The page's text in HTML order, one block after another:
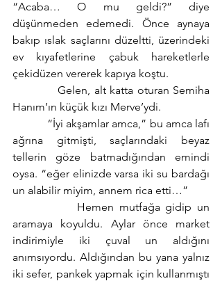
“Acaba… O mu geldi?” diye
düşünmeden edemedi. Önce aynaya
bakıp ıslak saçlarını düzeltti, üzerindeki
ev kıyafetlerine çabuk hareketlerle
çekidüzen vererek kapıya koştu.
            Gelen, alt katta oturan Semiha
Hanım’ın küçük kızı Merve’ydi.
ağrına gitmişti, saçlarındaki beyaz
tellerin göze batmadığından emindi
oysa. “eğer elinizde varsa iki su bardağı
un alabilir miyim, annem rica etti…”
aramaya koyuldu. Aylar önce market
indirimiyle iki çuval un aldığını
anımsıyordu. Aldığından bu yana yalnız
iki sefer, pankek yapmak için kullanmıştı